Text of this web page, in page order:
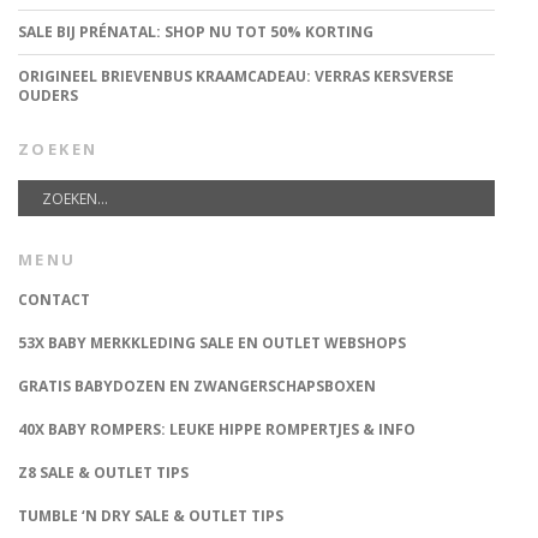
SALE BIJ PRÉNATAL: SHOP NU TOT 50% KORTING
ORIGINEEL BRIEVENBUS KRAAMCADEAU: VERRAS KERSVERSE
OUDERS
ZOEKEN
MENU
CONTACT
53X BABY MERKKLEDING SALE EN OUTLET WEBSHOPS
GRATIS BABYDOZEN EN ZWANGERSCHAPSBOXEN
40X BABY ROMPERS: LEUKE HIPPE ROMPERTJES & INFO
Z8 SALE & OUTLET TIPS
TUMBLE ‘N DRY SALE & OUTLET TIPS